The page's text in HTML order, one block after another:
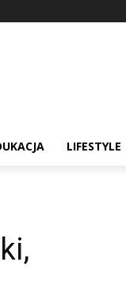
LIFESTYLE